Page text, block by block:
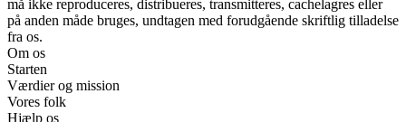
må ikke reproduceres, distribueres, transmitteres, cachelagres eller
på anden måde bruges, undtagen med forudgående skriftlig tilladelse
fra os.
Om os
Starten
Værdier og mission
Vores folk
Hjælp os